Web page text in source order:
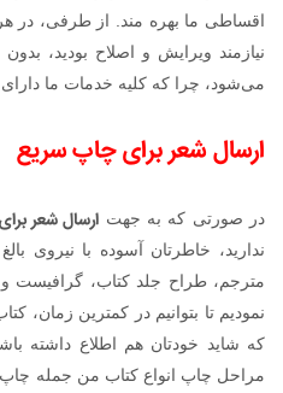
اقساطی ما بهره مند. از طرفی، در
نیازمند ویرایش و اصلاح بودید،
می‌شود، چرا که کلیه خدمات ما دارای
ارسال شعر برای چاپ سریع
در صورتی که به جهت ارسال شعر
مترجم، طراح جلد کتاب،
نمودیم تا بتوانیم در کمترین زمان،
که شاید خودتان هم اطلاع داشته
مراحل چاپ انواع کتاب من جمله